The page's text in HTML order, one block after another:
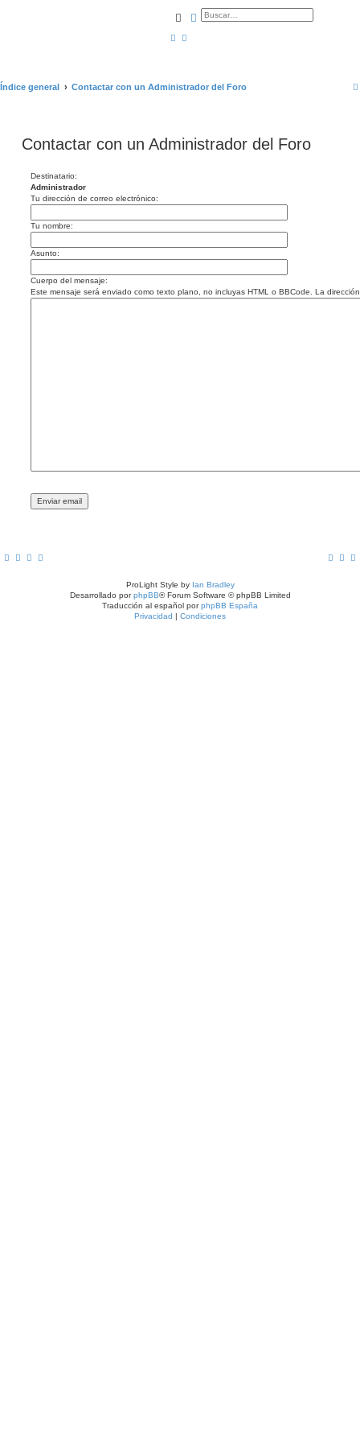
BuscarBúsqueda avanzada
Índice general Contactar con un Administrador del Foro
Contactar con un Administrador del Foro
Destinatario:
Administrador
Tu dirección de correo electrónico:
Tu nombre:
Asunto:
Cuerpo del mensaje:
Este mensaje será enviado como texto plano, no incluyas HTML o BBCode. La
ProLight Style by Ian Bradley
Desarrollado porphpBB® Forum Software © phpBB Limited
Traducción al español porphpBB España
Privacidad | Condiciones